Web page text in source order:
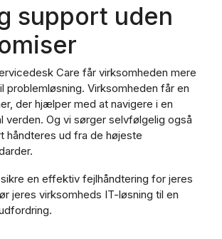
support uden
Care får virksomheden mere
problemløsning. Virksomheden får en
der hjælper med at navigere i en
verden. Og vi sørger selvfølgelig også
håndteres ud fra de højeste
en effektiv fejlhåndtering for jeres
jeres virksomheds IT-løsning til en